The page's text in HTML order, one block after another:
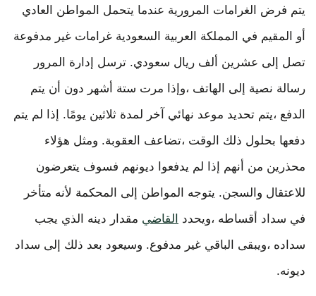
يتم فرض الغرامات المرورية عندما يتحمل المواطن العادي
أو المقيم في المملكة العربية السعودية غرامات غير مدفوعة
تصل إلى عشرين ألف ريال سعودي. ترسل إدارة المرور
رسالة نصية إلى الهاتف ،وإذا مرت ستة أشهر دون أن يتم
الدفع ،يتم تحديد موعد نهائي آخر لمدة ثلاثين يومًا. إذا لم يتم
دفعها بحلول ذلك الوقت ،تضاعف العقوبة. ومثل هؤلاء
محذرين من أنهم إذا لم يدفعوا ديونهم فسوف يتعرضون
للاعتقال والسجن. يتوجه المواطن إلى المحكمة لأنه متأخر
في سداد أقساطه ،ويحدد
القاضي مقدار دينه الذي يجب
سداده ،ويبقى الباقي غير مدفوع. وسيعود بعد ذلك إلى سداد
ديونه.